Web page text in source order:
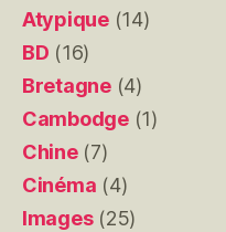
Atypique(14)
BD (16)
Bretagne(4)
Cambodge(1)
Chine(7)
Cinéma (4)
Images(25)